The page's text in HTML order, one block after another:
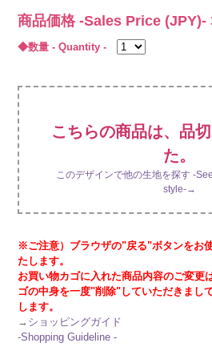
商品価格 -Sales Price (JPY)-
◆数量 - Quantity -
こちらの商品は、品
た。
このデザインで他の生地を探す -
style-→
※ご注意）ブラウザの"戻る"ボタンをお
たします。
お買い物カゴに入れた商品内容のご変更
ゴの中身を一度"削除"していただきまし
します。
→ ショッピングガイド
-Shopping Guideline -